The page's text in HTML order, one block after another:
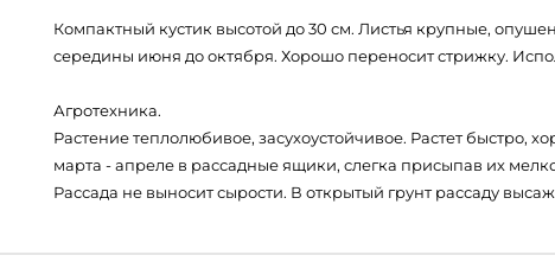
Компактный кустик высотой до 30 см. Листья крупные,
середины июня до октября. Хорошо переносит стрижку.
Агротехника.
Растение теплолюбивое, засухоустойчивое. Растет быстро,
марта - апреле в рассадные ящики, слегка присыпав их
Рассада не выносит сырости. В открытый грунт рассаду